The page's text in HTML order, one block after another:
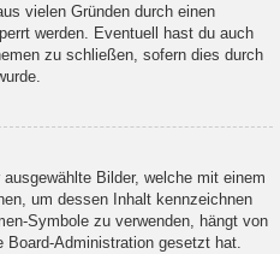
vielen Gründen durch einen
werden. Eventuell hast du auch
zu schließen, sofern dies durch
Bilder, welche mit einem
um dessen Inhalt kennzeichnen
Symbole zu verwenden, hängt von
Administration gesetzt hat.